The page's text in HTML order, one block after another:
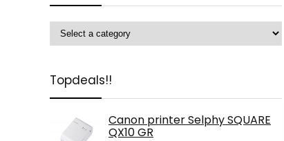
Topdeals!!
Canon printer Selphy SQUARE
QX10 GR